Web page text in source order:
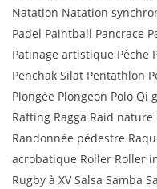
Natation Natation
Padel Paintball Pancrace
Patinage artistique Pêche
Penchak Silat Pentathlon
Plongée Plongeon Polo
Rafting Ragga Raid
Randonnée pédestre
acrobatique Roller Roller
Rugby à XV Salsa Samba